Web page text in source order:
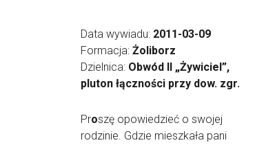
Data wywiadu: 2011-03-09
Formacja: Żoliborz
Dzielnica: Obwód II „Żywiciel”,
pluton łączności przy dow. zgr.
Proszę opowiedzieć o swojej
rodzinie. Gdzie mieszkała pani